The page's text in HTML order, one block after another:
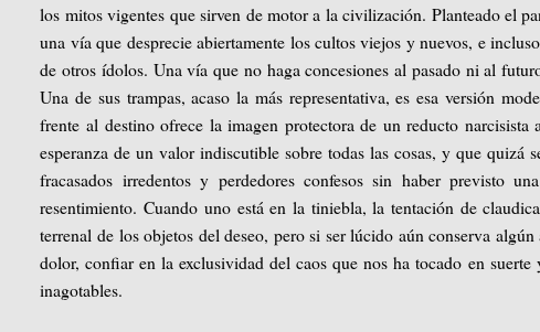
los mitos vigentes que sirven de motor a la civilización. Planteado el
una vía que desprecie abiertamente los cultos viejos y nuevos, e
de otros ídolos. Una vía que no haga concesiones al pasado ni al
Una de sus trampas, acaso la más representativa, es esa versión
frente al destino ofrece la imagen protectora de un reducto
esperanza de un valor indiscutible sobre todas las cosas, y que quizá
fracasados irredentos y perdedores confesos sin haber previsto
resentimiento. Cuando uno está en la tiniebla, la tentación de
terrenal de los objetos del deseo, pero si ser lúcido aún conserva
dolor, confiar en la exclusividad del caos que nos ha tocado en
inagotables.